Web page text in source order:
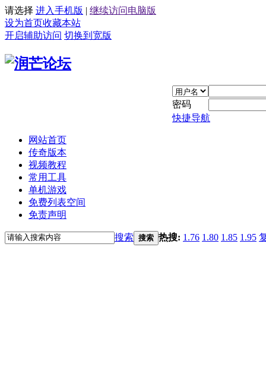
请选择 进入手机版 | 继续访问电脑版
设为首页收藏本站
开启辅助访问 切换到宽版
密码
快捷导航
网站首页
传奇版本
视频教程
常用工具
单机游戏
免费列表空间
免责声明
搜索 搜索 热搜: 1.76 1.80 1.85 1.95